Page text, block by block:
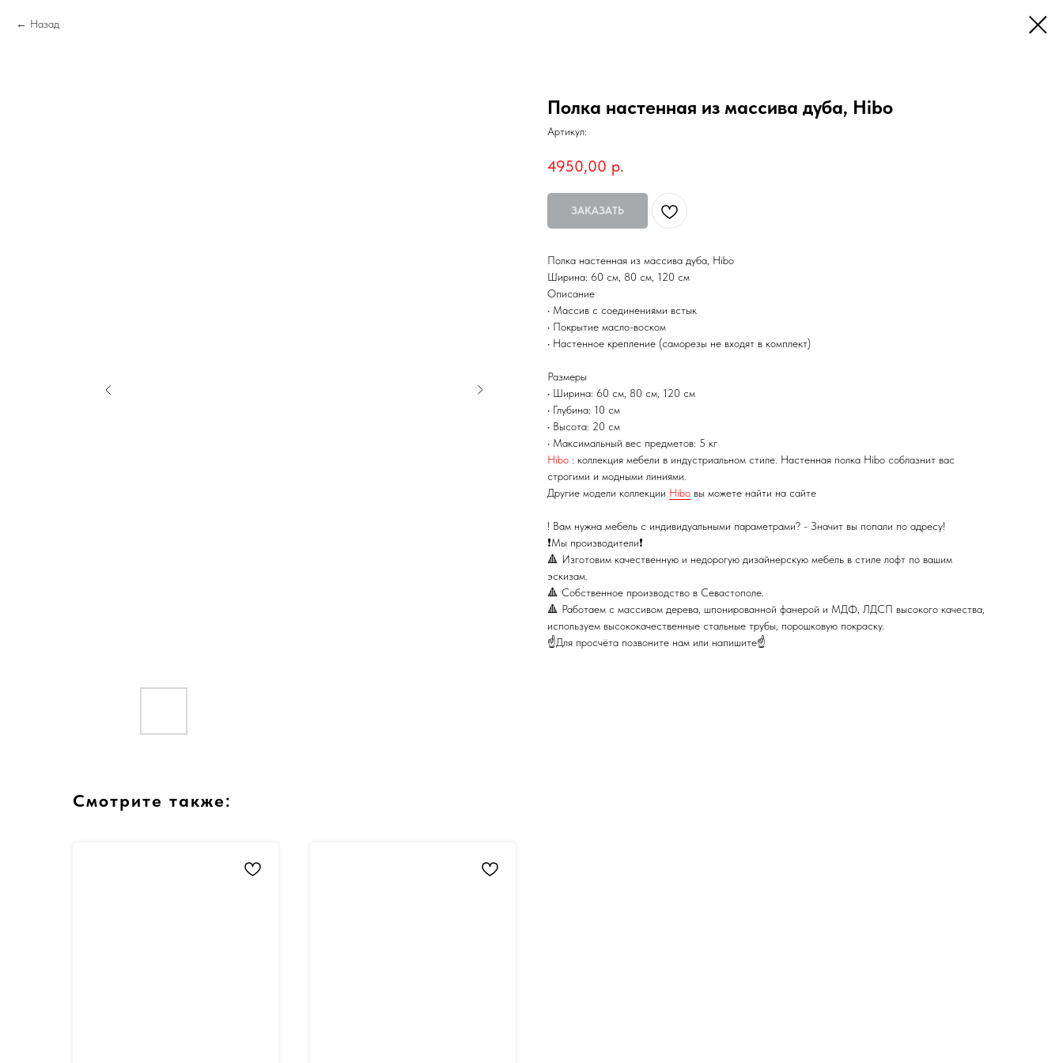
Назад
Полка настенная из массива дуба, Hibo
Артикул:
4950,00 р.
ЗАКАЗАТЬ
Полка настенная из массива дуба, Hibo
Ширина: 60 см, 80 см, 120 см
Описание
• Массив с соединениями встык
• Покрытие масло-воском
• Настенное крепление (саморезы не входят в комплект)
Размеры
• Ширина: 60 см, 80 см, 120 см
• Глубина: 10 см
• Высота: 20 cм
• Максимальный вес предметов: 5 кг
Hibo : коллекция мебели в индустриальном стиле. Настенная полка Hibo соблазнит вас
строгими и модными линиями.
Другие модели коллекции Hibo вы можете найти на сайте
! Вам нужна мебель с индивидуальными параметрами? - Значит вы попали по адресу!
❗Mы произвoдитeли❗
🔺 Изготовим качественную и недорогую дизайнерскую мебель в стиле лофт по вашим
эскизам.
🔺 Собственное производство в Севастополе.
🔺 Работаем с массивом дерева, шпонированной фанерой и МДФ, ЛДСП высокого качества,
используем высококачественные стальные трубы, порошковую покраску.
☝Для пpосчётa позвoнитe нaм или напишитe☝
Смотрите также: